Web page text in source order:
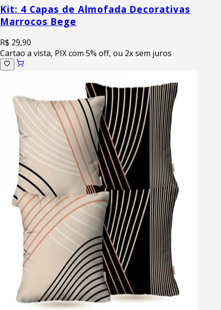
Kit: 4 Capas de Almofada Decorativas
Marrocos Bege
R$ 29,90
Cartao a vista, PIX com 5% off, ou 2x sem juros